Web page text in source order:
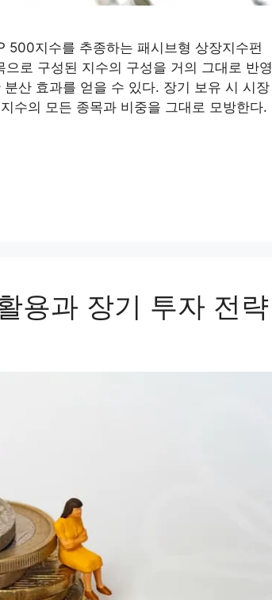
500지수를 추종하는 패시브형 상장지수펀
로 구성된 지수의 구성을 거의 그대로 반영
산 효과를 얻을 수 있다. 장기 보유 시 시장
수의 모든 종목과 비중을 그대로 모방한다.
용과 장기 투자 전략